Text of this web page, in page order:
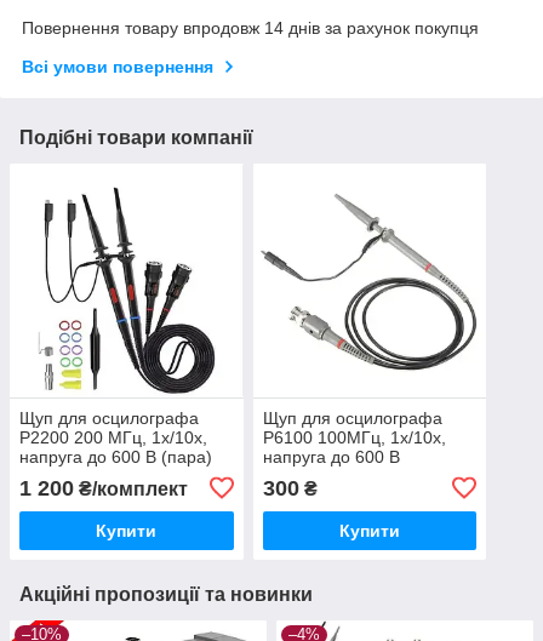
Повернення товару впродовж 14 днів за рахунок покупця
Всі умови повернення
Подібні товари компанії
Щуп для осцилографа
P2200 200 МГц, 1х/10х,
напруга до 600 В (пара)
1 200 ₴/комплект
Купити
Щуп для осцилографа
P6100 100МГц, 1х/10х,
напруга до 600 В
300₴
Купити
Акційні пропозиції та новинки
–10% –4%